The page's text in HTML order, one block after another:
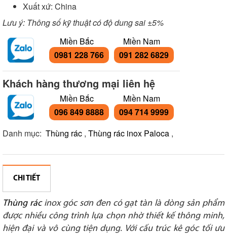
Xuất xứ: China
Lưu ý: Thông số kỹ thuật có độ dung sai ±5%
Miền Bắc
0981 228 766
Miền Nam
091 282 6829
Khách hàng thương mại liên hệ
Miền Bắc
096 849 8888
Miền Nam
094 714 9999
Danh mục: Thùng rác , Thùng rác inox Paloca ,
CHI TIẾT
Thùng rácinox góc sơn đen có gạt tàn là dòng sản phẩm
được nhiều công trình lựa chọn nhờ thiết kế thông minh,
hiện đại và vô cùng tiện dụng. Với cấu trúc kê góc tối ưu